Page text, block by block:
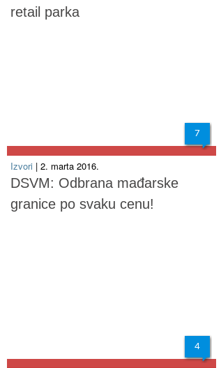
retail parka
7
Izvori | 2. marta 2016.
DSVM: Odbrana mađarske
granice po svaku cenu!
4